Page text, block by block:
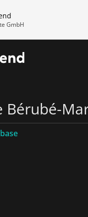
GmbH
Bérubé-